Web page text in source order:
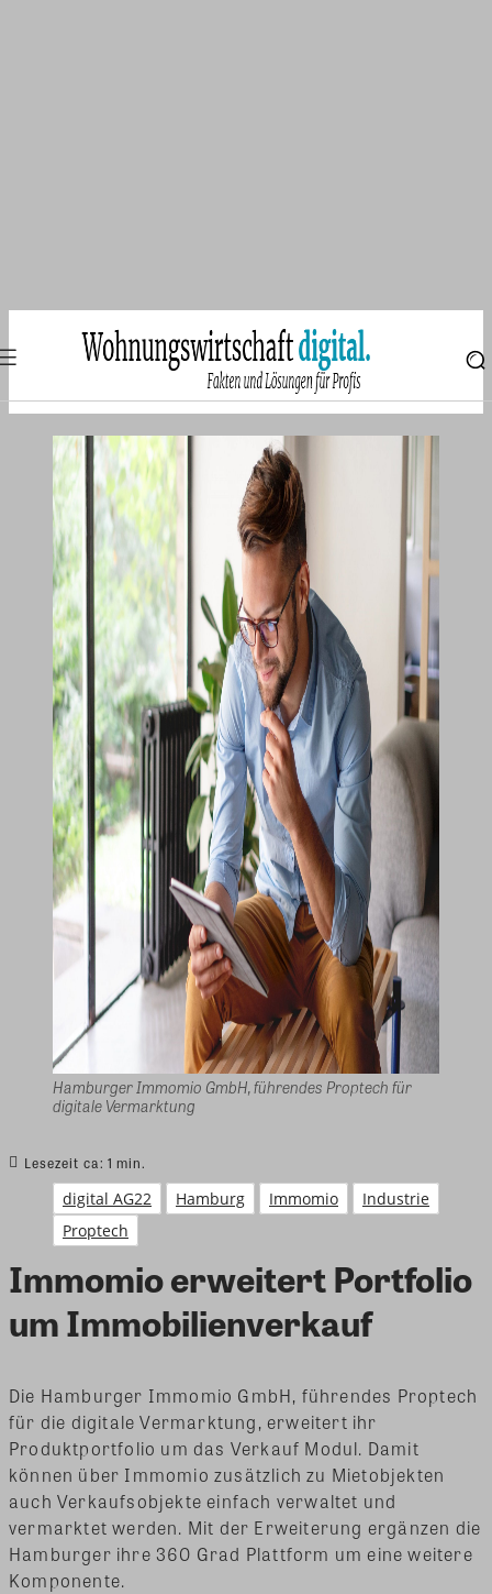
Hamburger Immomio GmbH, führendes Proptech für
digitale Vermarktung
Lesezeit ca: 1 min.
digital AG22 Hamburg Immomio
Industrie
Proptech
Immomio erweitert Portfolio
um Immobilienverkauf
Die Hamburger Immomio GmbH, führendes Proptech
für die digitale Vermarktung, erweitert ihr
Produktportfolio um das Verkauf Modul. Damit
können über Immomio zusätzlich zu Mietobjekten
auch Verkaufsobjekte einfach verwaltet und
vermarktet werden. Mit der Erweiterung ergänzen die
Hamburger ihre 360 Grad Plattform um eine weitere
Komponente.